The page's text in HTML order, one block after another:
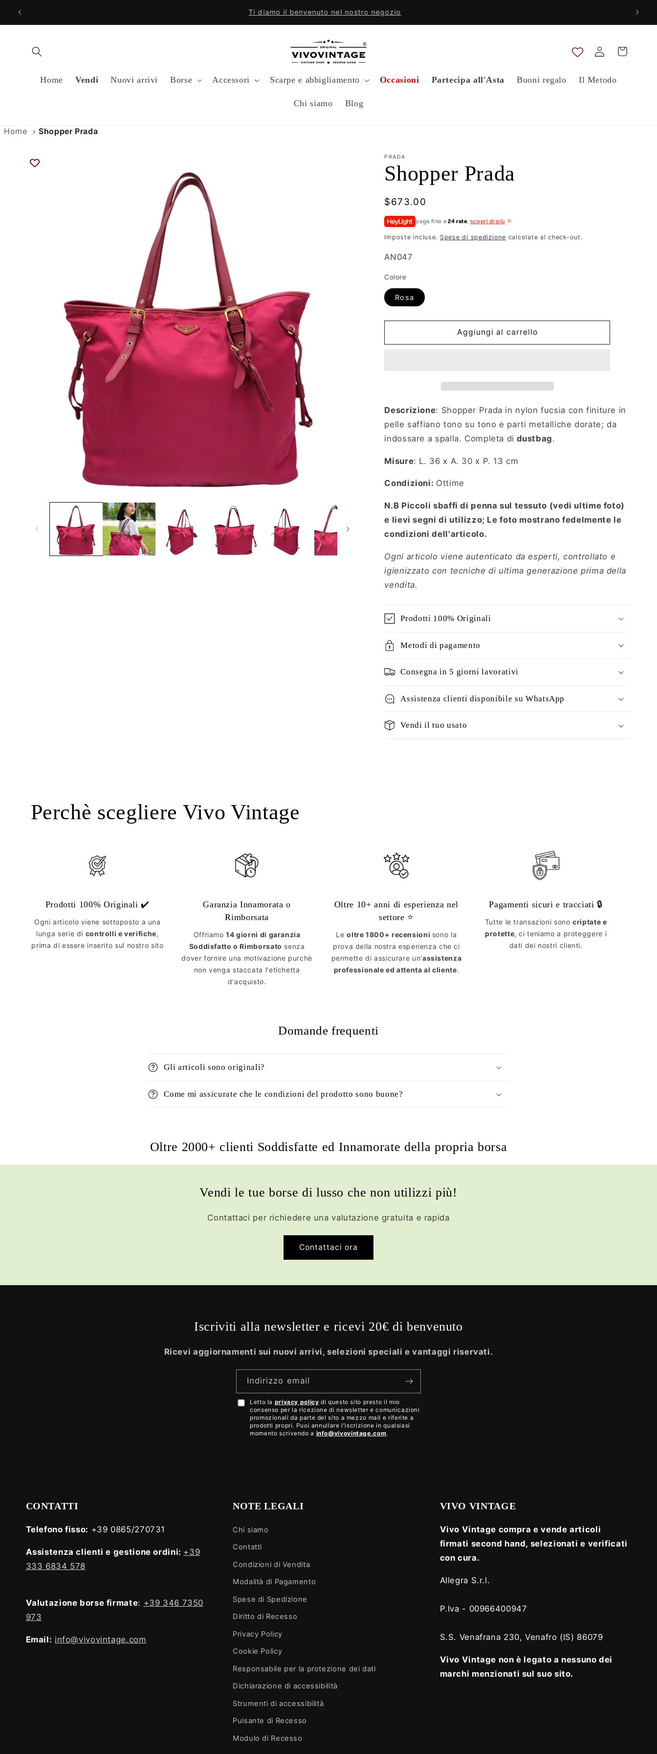
direttamente
Ti diamo il benvenuto nel nostro negozio
Home Vendi Nuovi arrivi Borse Accessori Scarpe e abbigliamento Occasioni Partecipa all'Asta Buoni regalo Il Metodo
Chi siamo Blog
Accedi Carrello
Home ›Shopper Prada
Passa alle
informazioni
PRADA
Shopper Prada
Prezzo
di
listino
$673.00
paga fino a 24 rate, scopri di più
Imposte incluse. Spese di spedizione calcolate al check-out.
SKU:
AN047
Colore
Rosa
Aggiungi al carrello
Descrizione: Shopper Prada in nylon fucsia con finiture in
pelle saffiano tono su tono e parti metalliche dorate; da
indossare a spalla. Completa di dustbag.
Misure: L. 36 x A. 30 x P. 13 cm
Condizioni: Ottime
N.B Piccoli sbaffi di penna sul tessuto (vedi ultime foto)
e lievi segni di utilizzo; Le foto mostrano fedelmente le
condizioni dell'articolo.
Ogni articolo viene autenticato da esperti, controllato e
igienizzato con tecniche di ultima generazione prima della
vendita.
Prodotti 100% Originali
Metodi di pagamento
Consegna in 5 giorni lavorativi
Assistenza clienti disponibile su WhatsApp
Vendi il tuo usato
Perchè scegliere Vivo Vintage
Prodotti 100% Originali ✔️
Ogni articolo viene sottoposto a una
lunga serie di controlli e verifiche,
prima di essere inserito sul nostro sito
Garanzia Innamorata o
Rimborsata
Offriamo14 giorni di garanzia
Soddisfatto o Rimborsato senza
dover fornire una motivazione purchè
non venga staccata l'etichetta
d'acquisto.
Oltre 10+ anni di esperienza nel
settore ⭐️
Leoltre 1800+ recensioni sono la
prova della nostra esperienza che ci
permette di assicurare un'assistenza
professionale ed attenta al cliente.
Pagamenti sicuri e tracciati 🔒
Tutte le transazioni sonocriptate e
protette, ci teniamo a proteggere i
dati dei nostri clienti.
Domande frequenti
Gli articoli sono originali?
Come mi assicurate che le condizioni del prodotto sono buone?
Oltre 2000+ clienti Soddisfatte ed Innamorate della propria borsa
Vendi le tue borse di lusso che non utilizzi più!
Contattaci per richiedere una valutazione gratuita e rapida
Contattaci ora
Iscriviti alla newsletter e ricevi 20€ di benvenuto
Ricevi aggiornamenti sui nuovi arrivi, selezioni speciali e vantaggi riservati.
Indirizzo email
Accetto
privacy
Letto la privacy policy di questo sito presto il mio
consenso per la ricezione di newsletter e comunicazioni
promozionali da parte del sito a mezzo mail e riferite a
prodotti propri. Puoi annullare l'iscrizione in qualsiasi
momento scrivendo a info@vivovintage.com.
CONTATTI
Telefono fisso: +39 0865/270731
Assistenza clienti e gestione ordini: +39
333 6834 578
Valutazione borse firmate: +39 346 7350
973
Email: info@vivovintage.com
NOTE LEGALI
Chi siamo
Contatti
Condizioni di Vendita
Modalità di Pagamento
Spese di Spedizione
Diritto di Recesso
Privacy Policy
Cookie Policy
Responsabile per la protezione dei dati
Dichiarazione di accessibilità
Strumenti di accessibilità
Pulsante di Recesso
Modulo di Recesso
VIVO VINTAGE
Vivo Vintage compra e vende articoli
firmati second hand, selezionati e verificati
con cura.
Allegra S.r.l.
P.Iva - 00966400947
S.S. Venafrana 230, Venafro (IS) 86079
Vivo Vintage non è legato a nessuno dei
marchi menzionati sul suo sito.